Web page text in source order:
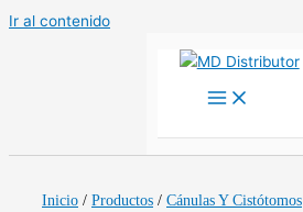
Ir al contenido
Inicio / Productos / Cánulas Y Cistótomos